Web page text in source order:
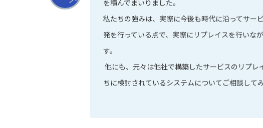
を積んでまいりました。
私たちの強みは、実際に今後も時代に沿ってサー
発を行っている点で、実際にリプレイスを行いな
す。
他にも、元々は他社で構築したサービスのリプ
ちに検討されているシステムについてご相談して